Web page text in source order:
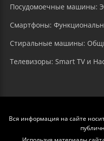
Посудомоечные машины:
Смартфоны:
Стиральные машины:
Телевизоры: Smart TV и
Вся информация на сайте